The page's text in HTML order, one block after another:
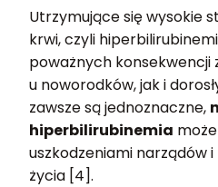
Utrzymujące się wysokie
krwi, czyli
poważnych
u noworodków, jak i
zawsze są jednoznaczne,
hiperbilirubinemia
uszkodzeniami narządów
życia [4].